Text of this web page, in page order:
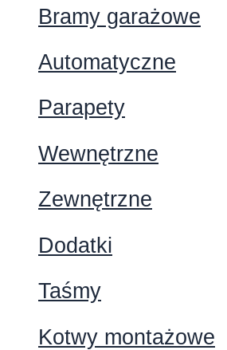
Bramy garażowe
Automatyczne
Parapety
Wewnętrzne
Zewnętrzne
Dodatki
Taśmy
Kotwy montażowe